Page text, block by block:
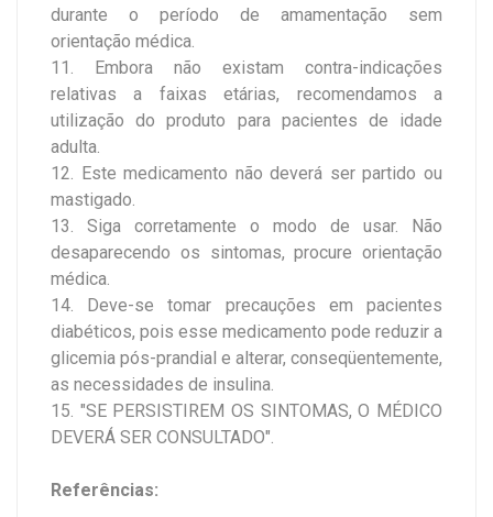
durante o período de amamentação sem
orientação médica.
11. Embora não existam contra-indicações
relativas a faixas etárias, recomendamos a
utilização do produto para pacientes de idade
adulta.
12. Este medicamento não deverá ser partido ou
mastigado.
13. Siga corretamente o modo de usar. Não
desaparecendo os sintomas, procure orientação
médica.
14. Deve-se tomar precauções em pacientes
diabéticos, pois esse medicamento pode reduzir a
glicemia pós-prandial e alterar, conseqüentemente,
as necessidades de insulina.
15. "SE PERSISTIREM OS SINTOMAS, O MÉDICO
DEVERÁ SER CONSULTADO".
Referências: